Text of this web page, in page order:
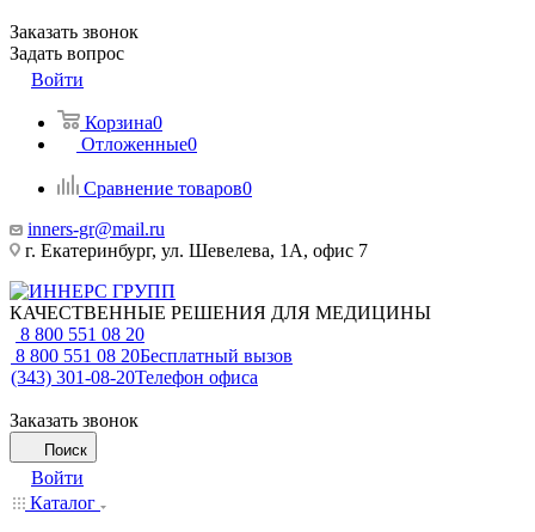
Заказать звонок
Задать вопрос
Войти
Корзина0
Отложенные0
Сравнение товаров0
inners-gr@mail.ru
г. Екатеринбург, ул. Шевелева, 1А, офис 7
КАЧЕСТВЕННЫЕ РЕШЕНИЯ ДЛЯ МЕДИЦИНЫ
8 800 551 08 20
8 800 551 08 20Бесплатный вызов
(343) 301-08-20Телефон офиса
Заказать звонок
Поиск
Войти
Каталог